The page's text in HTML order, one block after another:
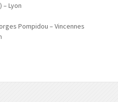
– Lyon
Pompidou – Vincennes